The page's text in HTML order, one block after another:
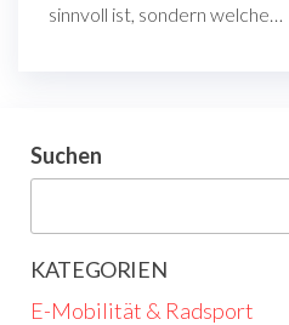
sinnvoll ist, sondern welche…
Suchen
KATEGORIEN
E-Mobilität & Radsport